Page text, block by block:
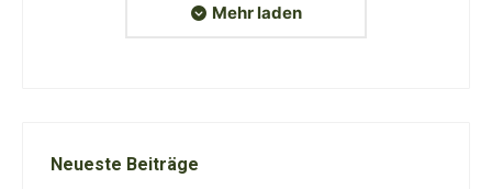
Mehr laden
Neueste Beiträge